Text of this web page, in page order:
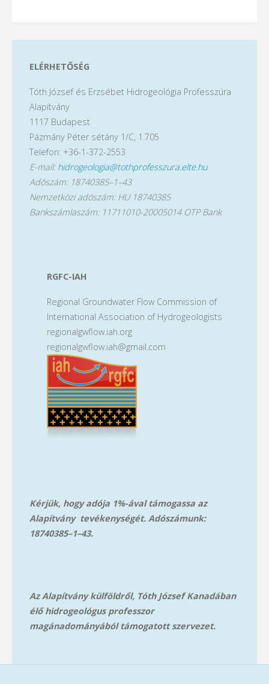
ELÉRHETŐSÉG
Tóth József és Erzsébet Hidrogeológia Professzúra
Alapítvány
1117 Budapest
Pázmány Péter sétány 1/C, 1.705
Telefon: +36-1-372-2553
E-mail: hidrogeologia@tothprofesszura.elte.hu
Adószám: 18740385–1–43
Nemzetközi adószám: HU 18740385
Bankszámlaszám: 11711010-20005014 OTP Bank
RGFC-IAH
Regional Groundwater Flow Commission of
International Association of Hydrogeologists
regionalgwflow.iah.org
regionalgwflow.iah@gmail.com
Kérjük, hogy adója 1%-ával támogassa az
Alapítvány tevékenységét. Adószámunk:
18740385–1–43.
Az Alapítvány külföldről, Tóth József Kanadában
élő hidrogeológus professzor
magánadományából támogatott szervezet.